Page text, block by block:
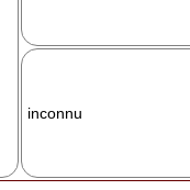
inconnu